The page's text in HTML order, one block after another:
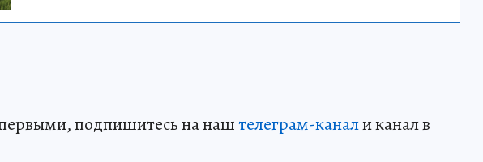
подпишитесь на наштелеграм-канали канал в